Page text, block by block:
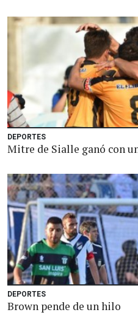
DEPORTES
Mitre de Sialle ganó con
DEPORTES
Brown pende de un hilo